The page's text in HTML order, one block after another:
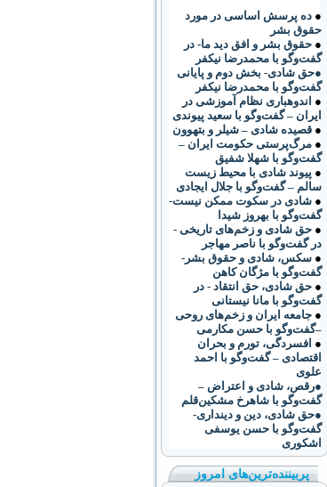
● ده پرسش اساسی در مورد
حقوق بشر
● حقوق بشر و افق دید ما- در
گفت‌وگو با محمدرضا نیکفر
●حق شادی- بخش دوم و پایانی
گفت‌وگو با محمدرضا نیکفر
● اندوهباری نظام آموزشی در
ایران – گفت‌وگو با سعید پیوندی
● قصیده شادی – شیلر و بتهوون
● مرگ‌پرستی حکومت ایران –
گفت‌وگو با شهلا شفیق
● پیوند شادی با محیط زیست
سالم – گفت‌وگو با جلال ایجادی
● شادی در سکوت ممکن نیست-
گفت‌وگو با بهروز شیدا
● حق شادی و زخم‌های تاریخی -
در گفت‌وگو با ناصر مهاجر
● سکس، شادی و حقوق بشر-
گفت‌وگو با مژگان کاهن
● حق شادی، حق انتقاد - در
گفت‌وگو با مانا نیستانی
● جامعه ایران و زخم‌های روحی
–گفت‌وگو با حسن مکارمی
● افسردگی، تورم و بحران
اقتصادی – گفت‌وگو با احمد
علوی
●رقص، شادی و اعتراض –
گفت‌و‌گو با شاهرخ مشکین‌قلم
●حق شادی، دین و دینداری-
گفت‌وگو با حسن یوسفی
اشکوری
پربیننده‌ترین‌های امروز